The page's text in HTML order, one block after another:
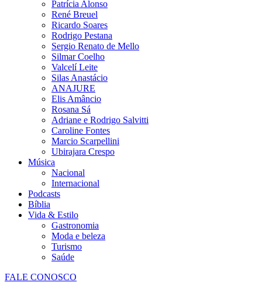
Patrícia Alonso
René Breuel
Ricardo Soares
Rodrigo Pestana
Sergio Renato de Mello
Silmar Coelho
Valcelí Leite
Silas Anastácio
ANAJURE
Elis Amâncio
Rosana Sá
Adriane e Rodrigo Salvitti
Caroline Fontes
Marcio Scarpellini
Ubirajara Crespo
Música
Nacional
Internacional
Podcasts
Bíblia
Vida & Estilo
Gastronomia
Moda e beleza
Turismo
Saúde
FALE CONOSCO